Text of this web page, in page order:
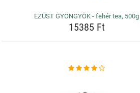
EZÜST GYÖNGYÖK - fehér tea, 500g
15385 Ft